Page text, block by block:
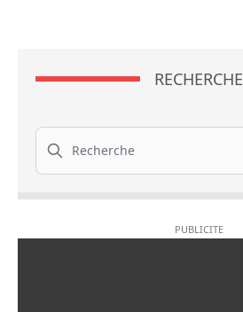
RECHERCHE
Recherche